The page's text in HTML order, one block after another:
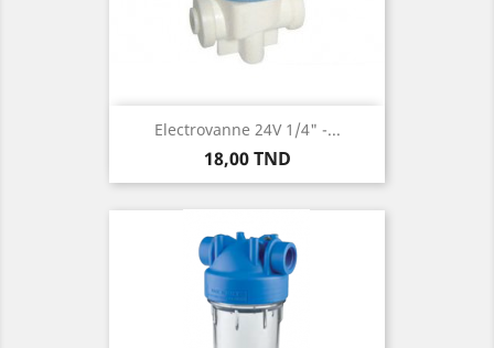
Electrovanne 24V 1/4" -...
Prix
18,00 TND